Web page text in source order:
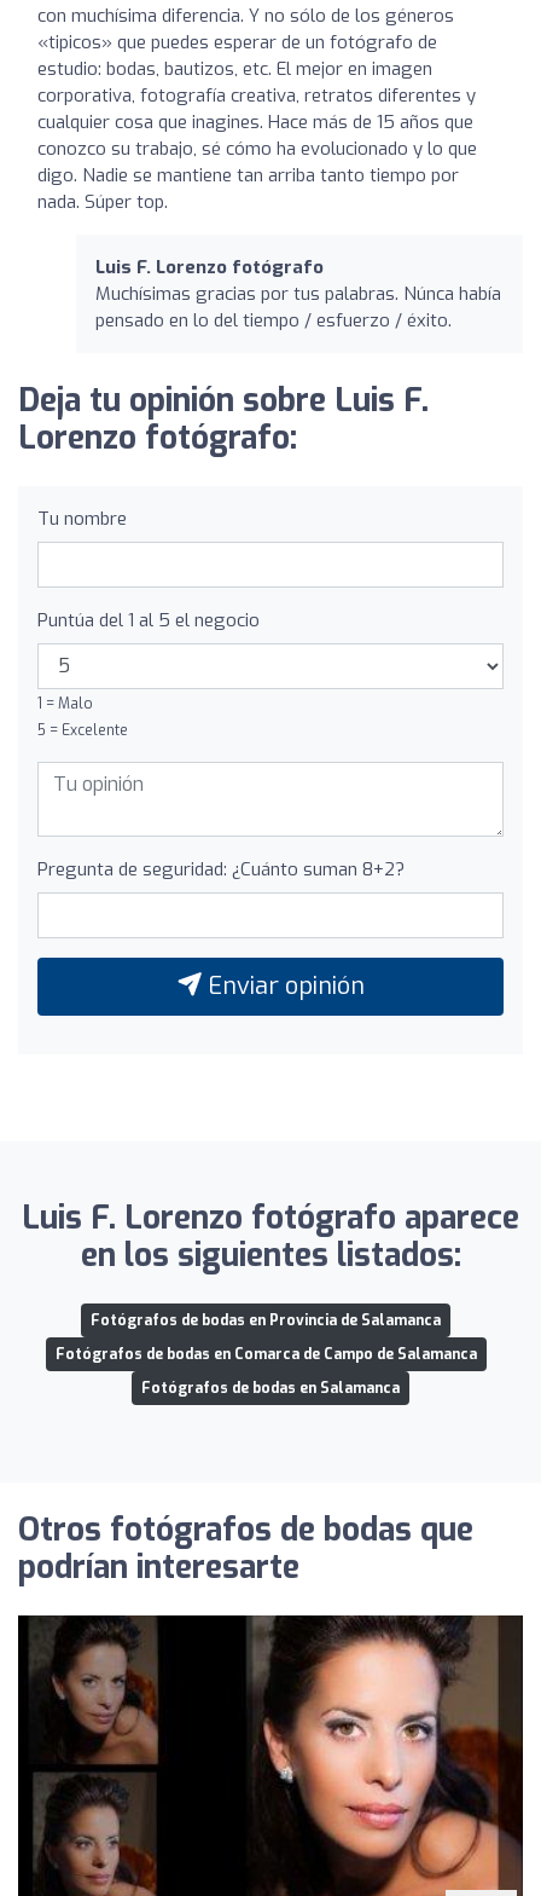
con muchísima diferencia. Y no sólo de los géneros
«tipicos» que puedes esperar de un fotógrafo de
estudio: bodas, bautizos, etc. El mejor en imagen
corporativa, fotografía creativa, retratos diferentes y
cualquier cosa que inagines. Hace más de 15 años que
conozco su trabajo, sé cómo ha evolucionado y lo que
digo. Nadie se mantiene tan arriba tanto tiempo por
nada. Súper top.
Luis F. Lorenzo fotógrafo
Muchísimas gracias por tus palabras. Núnca había
pensado en lo del tiempo / esfuerzo / éxito.
Deja tu opinión sobre Luis F.
Lorenzo fotógrafo:
Tu nombre
Puntúa del 1 al 5 el negocio
1 = Malo
5 = Excelente
Pregunta de seguridad: ¿Cuánto suman 8+2?
Enviar opinión
Luis F. Lorenzo fotógrafo aparece
en los siguientes listados:
Fotógrafos de bodas en Provincia de Salamanca
Fotógrafos de bodas en Comarca de Campo de Salamanca
Fotógrafos de bodas en Salamanca
Otros fotógrafos de bodas que
podrían interesarte